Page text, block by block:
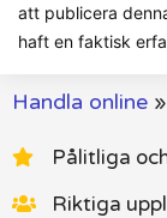
att publicera
haft en faktisk
Handla online »
Pålitliga
Riktiga